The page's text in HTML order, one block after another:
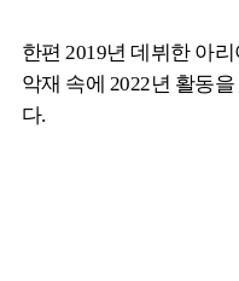
한편 2019년 데뷔한 아
악재 속에 2022년 활동
다.